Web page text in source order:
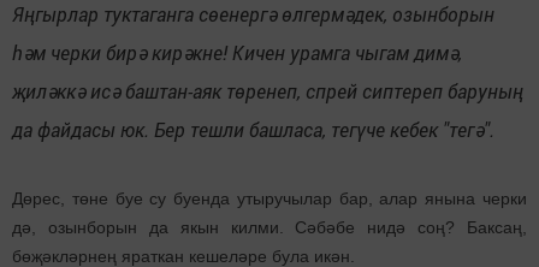
Яңгырлар туктаганга сөенергә өлгермәдек, озынборын
һәм черки бирә кирәкне! Кичен урамга чыгам димә,
җиләккә исә баштан-аяк төренеп, спрей сиптереп баруның
да файдасы юк. Бер тешли башласа, тегүче кебек "тегә".
Дөрес, төне буе су буенда утыручылар бар, алар янына черки
дә, озынборын да якын килми. Сәбәбе нидә соң? Баксаң,
бөҗәкләрнең яраткан кешеләре була икән.